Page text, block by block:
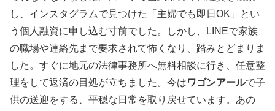
し、インスタグラムで見つけた「主婦でも即日OK」とい
う個人融資に申し込む寸前でした。しかし、LINEで家族
の職場や連絡先まで要求されて怖くなり、踏みとどまりま
した。すぐに地元の法律事務所へ無料相談に行き、任意整
理をして返済の目処が立ちました。今はワゴンアールで子
供の送迎をする、平穏な日常を取り戻せています。あの